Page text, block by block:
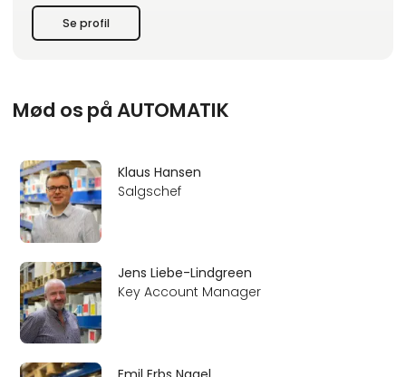
bokse, kabler samt tilbehør til disse. Du kan dermed samle
mange køb et sted og skære ned på antallet af
Se profil
Mød os på AUTOMATIK
Klaus Hansen
Salgschef
Jens Liebe-Lindgreen
Key Account Manager